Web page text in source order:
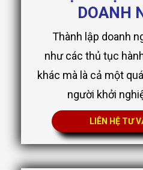
DOANH
Thành lập doanh
như các thủ tục
khác mà là cả một
người khởi
LIÊN HỆ TƯ